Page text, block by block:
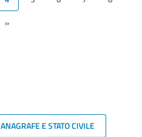
»
ANAGRAFE E STATO CIVILE